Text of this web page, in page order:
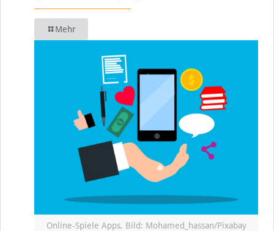
Mehr
Online-Spiele Apps, Bild: Mohamed_hassan/Pixabay